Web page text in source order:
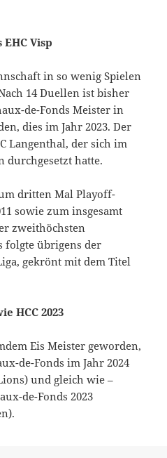
Visp
in so wenig Spielen
14 Duellen ist bisher
de-Fonds Meister in
dies im Jahr 2023. Der
Langenthal, der sich im
durchgesetzt hatte.
dritten Mal Playoff-
sowie zum insgesamt
zweithöchsten
folgte übrigens der
gekrönt mit dem Titel
HCC 2023
Eis Meister geworden,
de-Fonds im Jahr 2024
und gleich wie –
de-Fonds 2023